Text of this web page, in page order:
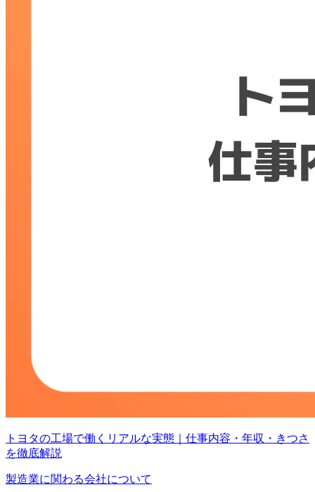
トヨタの工場で働くリアルな実態｜仕事内容・年収・きつさ
を徹底解説
製造業に関わる会社について